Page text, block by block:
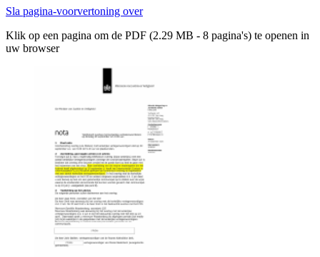
Sla pagina-voorvertoning over
Klik op een pagina om de PDF (2.29 MB - 8 pagina's) te openen in
uw browser